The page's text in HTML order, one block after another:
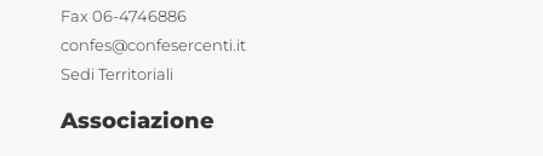
Fax 06-4746886
confes@confesercenti.it
Sedi Territoriali
Associazione